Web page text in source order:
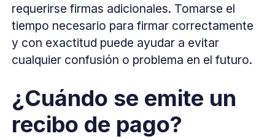
requerirse firmas adicionales. Tomarse el
tiempo necesario para firmar correctamente
y con exactitud puede ayudar a evitar
cualquier confusión o problema en el futuro.
¿Cuándo se emite un
recibo de pago?